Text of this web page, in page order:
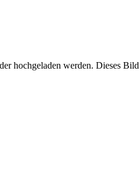
hochgeladen werden. Dieses